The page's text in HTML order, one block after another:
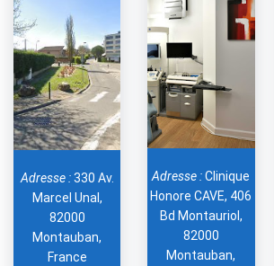
Adresse :330 Av.
Marcel Unal,
82000
Montauban,
France
Adresse :Clinique
Honore CAVE, 406
Bd Montauriol,
82000
Montauban,